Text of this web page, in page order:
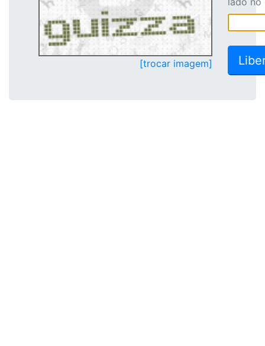
[trocar imagem]